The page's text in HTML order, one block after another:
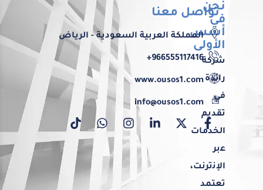
نحن
في
أسس
الأولى
شرﻛﺔ
راﺋﺪة
ﻓﻲ
ﺗﻘﺪﻳﻢ
اﻟﺨﺪﻣﺎت
ﻋبر
اﻹﻧترﻧﺖ،
ﺗﻌﺘﻤﺪ
تواصل معنا
اﻟﻤﻤﻠﻜﺔ اﻟﻌﺮﺑﻴﺔ اﻟﺴﻌﻮدﻳﺔ - اﻟﺮﻳﺎض
966555117416+
www.ousos1.com
info@ousos1.com